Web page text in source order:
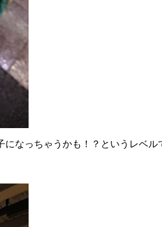
なっちゃうかも！？というレベル